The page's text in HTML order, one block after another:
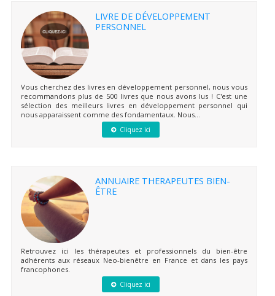
LIVRE DE DÉVELOPPEMENT
PERSONNEL
Vous cherchez des livres en développement personnel, nous vous
recommandons plus de 500 livres que nous avons lus ! C'est une
sélection des meilleurs livres en développement personnel qui
nous apparaissent comme des fondamentaux. Nous...
Cliquez ici
ANNUAIRE THERAPEUTES BIEN-
ÊTRE
Retrouvez ici les thérapeutes et professionnels du bien-être
adhérents aux réseaux Neo-bienêtre en France et dans les pays
francophones.
Cliquez ici